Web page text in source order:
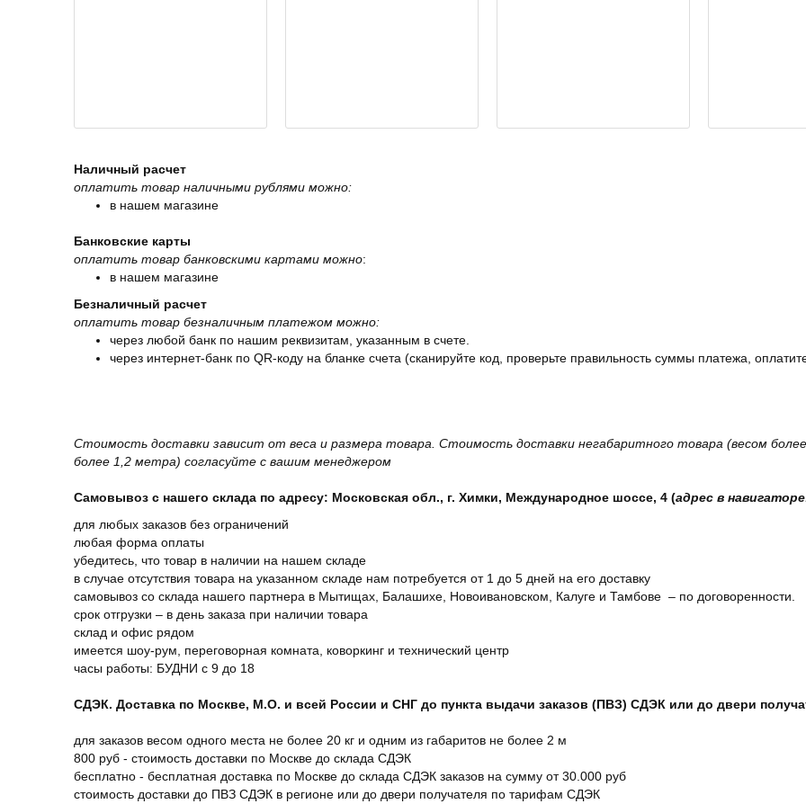
Наличный расчет
оплатить товар наличными рублями можно:
в нашем магазине
Банковские карты
оплатить товар банковскими картами можно:
в нашем магазине
Безналичный расчет
оплатить товар безналичным платежом можно:
через любой банк по нашим реквизитам, указанным в счете.
через интернет-банк по QR-коду на бланке счета (сканируйте код, проверьте правильность суммы платежа,
Стоимость доставки зависит от веса и размера товара. Стоимость доставки негабаритного товара (весом
более 1,2 метра) согласуйте с вашим менеджером
Самовывоз с нашего склада по адресу: Московская обл., г. Химки, Международное шоссе, 4 (адрес в
для любых заказов без ограничений
любая форма оплаты
убедитесь, что товар в наличии на нашем складе
в случае отсутствия товара на указанном складе нам потребуется от 1 до 5 дней на его доставку
самовывоз со склада нашего партнера в Мытищах, Балашихе, Новоивановском, Калуге и Тамбове – по договоренности.
срок отгрузки – в день заказа при наличии товара
склад и офис рядом
имеется шоу-рум, переговорная комната, коворкинг и технический центр
часы работы: БУДНИ с 9 до 18
СДЭК. Доставка по Москве, М.О. и всей России и СНГ до пункта выдачи заказов (ПВЗ) СДЭК или до двери
для заказов весом одного места не более 20 кг и одним из габаритов не более 2 м
800 руб - стоимость доставки по Москве до склада СДЭК
бесплатно - бесплатная доставка по Москве до склада СДЭК заказов на сумму от 30.000 руб
стоимость доставки до ПВЗ СДЭК в регионе или до двери получателя по тарифам СДЭК